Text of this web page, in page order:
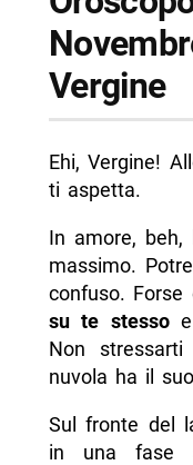
Vergine
Ehi, Vergine!
ti aspetta.
In amore,
massimo.
confuso.
su te stessoe
Non
nuvola ha il
Sul fronte del
in una fase